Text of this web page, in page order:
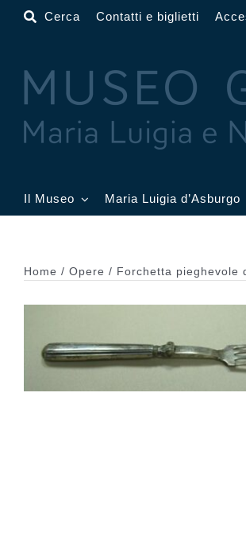
Salta
Cerca Contatti e biglietti
Il Museo
Sala Francesi Sala
Sala Maria Luigia
Maria Luigia d’Asburgo
Home Opere Forchetta pieghevole